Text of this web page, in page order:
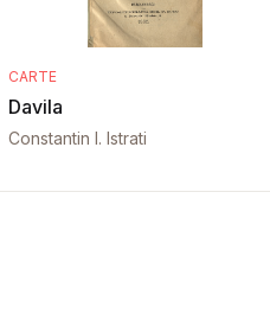
CARTE
Davila
Constantin I. Istrati